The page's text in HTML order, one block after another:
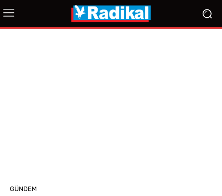
GÜNDEM